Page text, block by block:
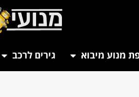
מנוע מיבוא גירים לרכב